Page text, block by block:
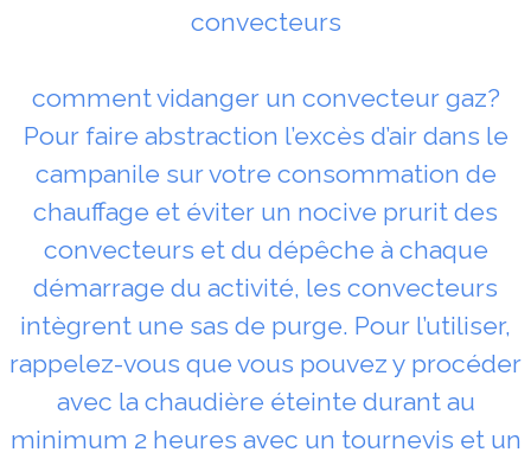
convecteurs
comment vidanger un convecteur gaz?
Pour faire abstraction l’excès d’air dans le
campanile sur votre consommation de
chauffage et éviter un nocive prurit des
convecteurs et du dépêche à chaque
démarrage du activité, les convecteurs
intègrent une sas de purge. Pour l’utiliser,
rappelez-vous que vous pouvez y procéder
avec la chaudière éteinte durant au
minimum 2 heures avec un tournevis et un